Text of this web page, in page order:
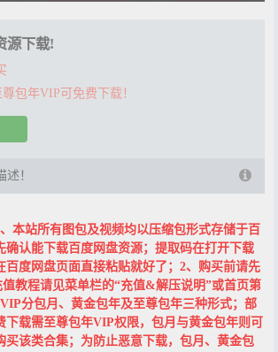
源下载!
包年VIP可免费下载！
！
本站所有图包及视频均以压缩包形式存储于百
确认能下载百度网盘资源；提取码在打开下载
百度网盘页面直接粘贴就好了；2、购买前请先
教程请见菜单栏的“充值&解压说明”或首页第
分包月、黄金包年及至尊包年三种形式；部
下载需至尊包年VIP权限，包月与黄金包年则可
买该类合集；为防止恶意下载，包月、黄金包